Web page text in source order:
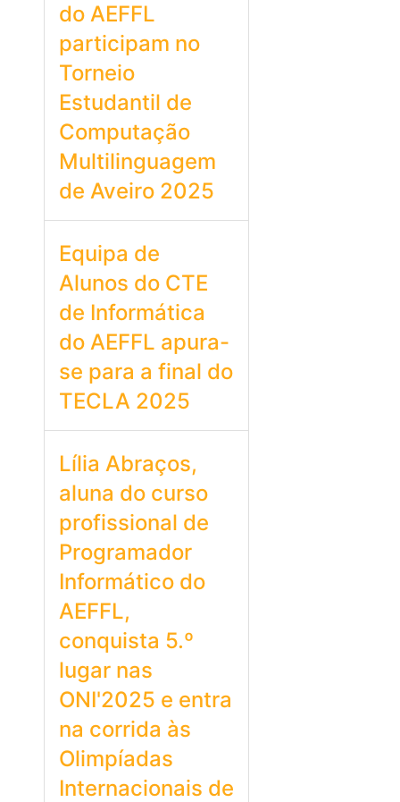
do AEFFL
participam no
Torneio
Estudantil de
Computação
Multilinguagem
de Aveiro 2025
Equipa de
Alunos do CTE
de Informática
do AEFFL apura-
se para a final do
TECLA 2025
Lília Abraços,
aluna do curso
profissional de
Programador
Informático do
AEFFL,
conquista 5.º
lugar nas
ONI'2025 e entra
na corrida às
Olimpíadas
Internacionais de